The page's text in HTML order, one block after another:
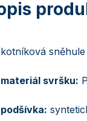
kotníková
materiál svršku:
podšívka: